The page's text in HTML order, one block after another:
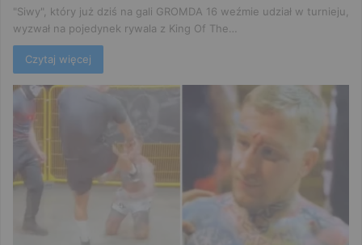
"Siwy", który już dziś na gali GROMDA 16 weźmie udział w turnieju,
wyzwał na pojedynek rywala z King Of The…
Czytaj więcej